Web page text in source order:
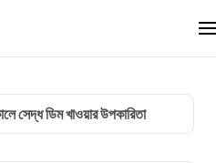
সেদ্ধ ডিম খাওয়ার উপকারিতা